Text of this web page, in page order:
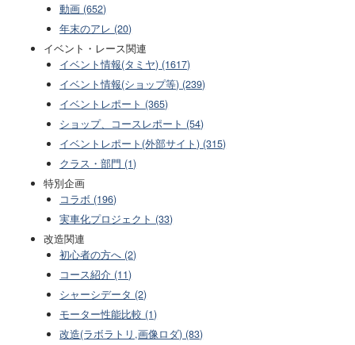
動画 (652)
年末のアレ (20)
イベント・レース関連
イベント情報(タミヤ) (1617)
イベント情報(ショップ等) (239)
イベントレポート (365)
ショップ、コースレポート (54)
イベントレポート(外部サイト) (315)
クラス・部門 (1)
特別企画
コラボ (196)
実車化プロジェクト (33)
改造関連
初心者の方へ (2)
コース紹介 (11)
シャーシデータ (2)
モーター性能比較 (1)
改造(ラボラトリ,画像ロダ) (83)